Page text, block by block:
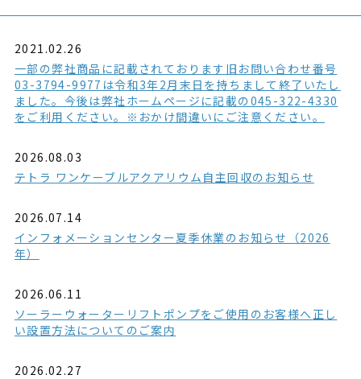
2021.02.26
一部の弊社商品に記載されております旧お問い合わせ番号
03-3794-9977は令和3年2月末日を持ちまして終了いたし
ました。今後は弊社ホームページに記載の045-322-4330
をご利用ください。※おかけ間違いにご注意ください。
2026.08.03
テトラ ワンケーブルアクアリウム自主回収のお知らせ
2026.07.14
インフォメーションセンター夏季休業のお知らせ（2026
年）
2026.06.11
ソーラーウォーターリフトポンプをご使用のお客様へ正し
い設置方法についてのご案内
2026.02.27